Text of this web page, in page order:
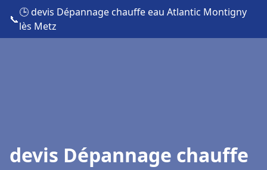
📞
🕒 devis Dépannage chauffe eau Atlantic Montigny
lès Metz
devis Dépannage chauffe